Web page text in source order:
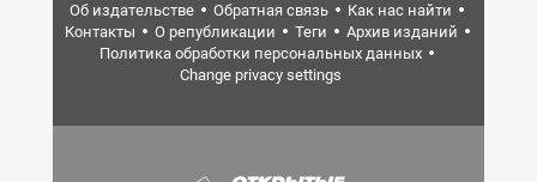
Об издательстве Обратная связь
Как нас найти
Контакты
О републикации Теги
Архив изданий
Политика обработки персональных данных
Change privacy settings